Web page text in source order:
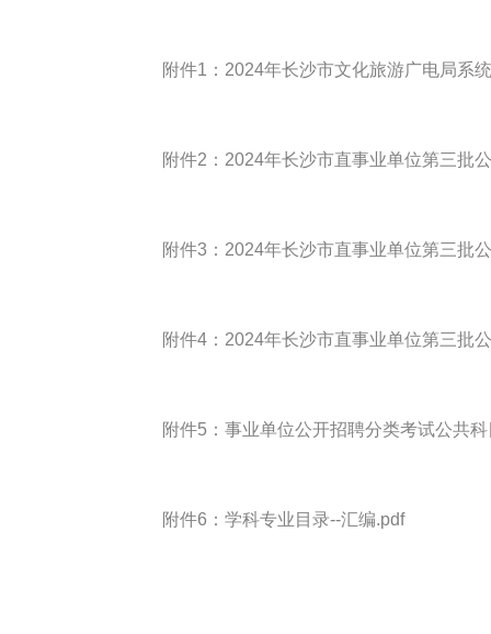
附件1：2024年长沙市文化旅游广电局系
附件2：2024年长沙市直事业单位第三批
附件3：2024年长沙市直事业单位第三批
附件4：2024年长沙市直事业单位第三批
附件5：事业单位公开招聘分类考试公共
附件6：学科专业目录--汇编.pdf